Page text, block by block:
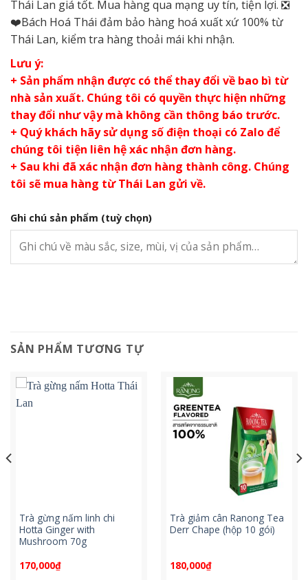
Thái Lan giá tốt. Mua hàng qua mạng uy tín, tiện lợi. ❎
❤️Bách Hoá Thái đảm bảo hàng hoá xuất xứ 100% từ
Thái Lan, kiểm tra hàng thoải mái khi nhận.
Lưu ý:
+ Sản phẩm nhận được có thể thay đổi về bao bì từ
nhà sản xuất. Chúng tôi có quyền thực hiện những
thay đổi như vậy mà không cần thông báo trước.
+ Quý khách hãy sử dụng số điện thoại có Zalo để
chúng tôi tiện liên hệ xác nhận đơn hàng.
+ Sau khi đã xác nhận đơn hàng thành công. Chúng
tôi sẽ mua hàng từ Thái Lan gửi về.
Ghi chú sản phẩm (tuỳ chọn)
SẢN PHẨM TƯƠNG TỰ
Trà gừng nấm linh chi
Hotta Ginger with
Mushroom 70g
170,000₫
Trà giảm cân Ranong Tea
Derr Chape (hộp 10 gói)
180,000₫